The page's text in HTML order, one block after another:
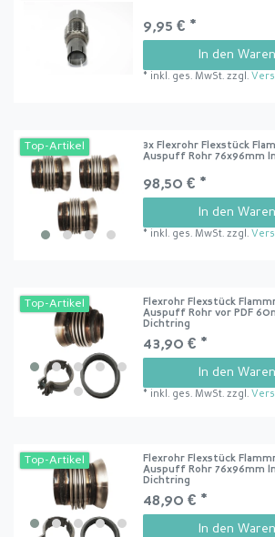
9,95 € *
In den
* inkl. ges. MwSt. zzgl.
Top-Artikel
3x Flexrohr Flexstück
Auspuff Rohr 76x96mm
98,50 € *
In den
* inkl. ges. MwSt. zzgl.
Top-Artikel
Flexrohr Flexstück
Auspuff Rohr vor PDF
Dichtring
43,90 € *
In den
* inkl. ges. MwSt. zzgl.
Top-Artikel
Flexrohr Flexstück
Auspuff Rohr 76x96mm
Dichtring
48,90 € *
In den